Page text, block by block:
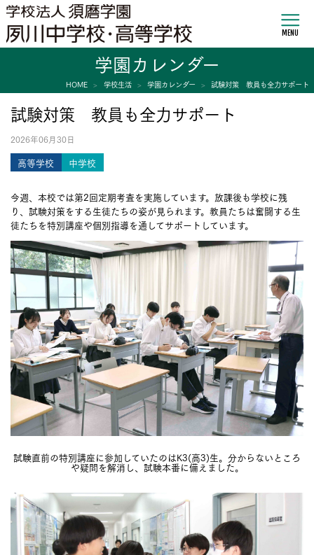
MENU
学園カレンダー
HOME 学校生活 学園カレンダー 試験対策 教員も全力サポート
試験対策 教員も全力サポート
2026年06月30日
高等学校 中学校
今週、本校では第2回定期考査を実施しています。放課後も学校に残
り、試験対策をする生徒たちの姿が見られます。教員たちは奮闘する生
徒たちを特別講座や個別指導を通してサポートしています。
試験直前の特別講座に参加していたのはK3(高3)生。分からないところ
や疑問を解消し、試験本番に備えました。